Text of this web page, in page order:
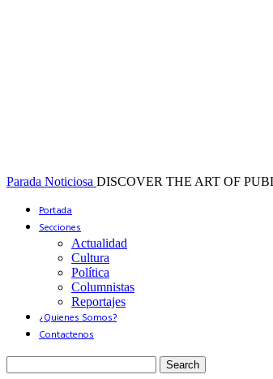
Parada Noticiosa DISCOVER THE ART OF
Portada
Secciones
Actualidad
Cultura
Política
Columnistas
Reportajes
¿Quienes Somos?
Contactenos